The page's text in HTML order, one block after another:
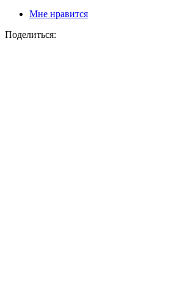
Мне нравится
Поделиться: